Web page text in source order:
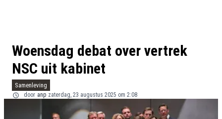
Woensdag debat over vertrek
NSC uit kabinet
Samenleving
door anp zaterdag, 23 augustus 2025 om 2:08